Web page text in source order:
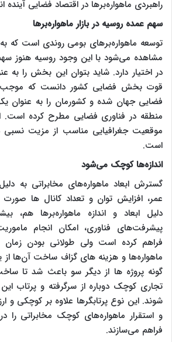
راهبردی ماهواره‌برها در اقتصاد فضایی آینده
سهم عمده روسیه در بازار ماهواره‌برها
توسعه ماهواره‌برهای بومی روندی است که
مشاهده می‌شود با این وجود روسیه هنوز سهم
در اختیار دارد. شاید بتوان این بخش را به
قوت بخش فضایی کشور دانست که موجب
فضایی جهان شده و کشورمان را به عنوان
منطقه در فناوری فضایی مطرح کرده است.
موقعیت جغرافیایی مناسب از مزیت نسبی
است.
اندازه‌ها کوچک می‌شود
گسترش ابعاد ماهواره‌های مخابراتی به
عمر، افزایش توان و تعداد کانال ها
دلیل ابعاد و اندازه ماهواره‌برها هم،
پیشرفت‌های فناوری، امکان انجام
فراهم کرده است ولی طولانی بودن زمان
ماهواره‌ها و هزینه های گزاف ساخت آن‌ها
گونه پروژه ها از دیگر سو باعث شد تا
تجاری کوچک دوباره از سرگرفته و پرتاب این
شوند. این نوع پرتابگرها علاوه بر کوچکی و
و استقرار ماهواره‌های کوچک مخابراتی را
فراهم می‌سازند.